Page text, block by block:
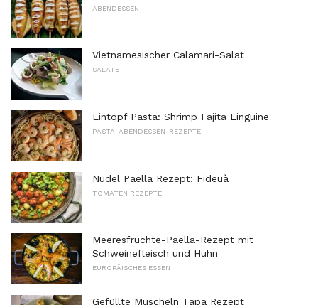
ABENDESSEN
Vietnamesischer Calamari-Salat
SALATE
Eintopf Pasta: Shrimp Fajita Linguine
PASTA-ABENDESSEN-REZEPTE
Nudel Paella Rezept: Fideuà
TOMATEN REZEPTE
Meeresfrüchte-Paella-Rezept mit
Schweinefleisch und Huhn
EUROPÄISCHES ESSEN
Gefüllte Muscheln Tapa Rezept